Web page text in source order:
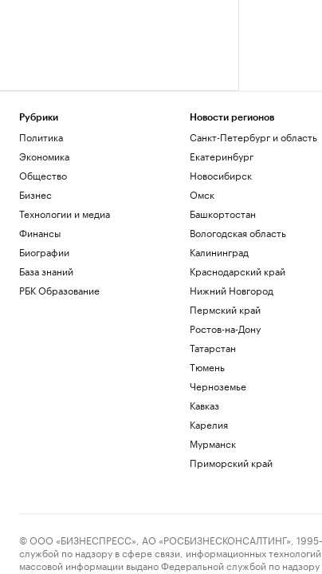
Рубрики
Политика
Экономика
Общество
Бизнес
Технологии и медиа
Финансы
Биографии
База знаний
РБК Образование
Новости регионов
Санкт-Петербург и область
Екатеринбург
Новосибирск
Омск
Башкортостан
Вологодская область
Калининград
Краснодарский край
Нижний Новгород
Пермский край
Ростов-на-Дону
Татарстан
Тюмень
Черноземье
Кавказ
Карелия
Мурманск
Приморский край
© ООО «БИЗНЕСПРЕСС», АО «РОСБИЗНЕСКОНСАЛТИНГ»,
службой по надзору в сфере связи, информационных
массовой информации выдано Федеральной службой по